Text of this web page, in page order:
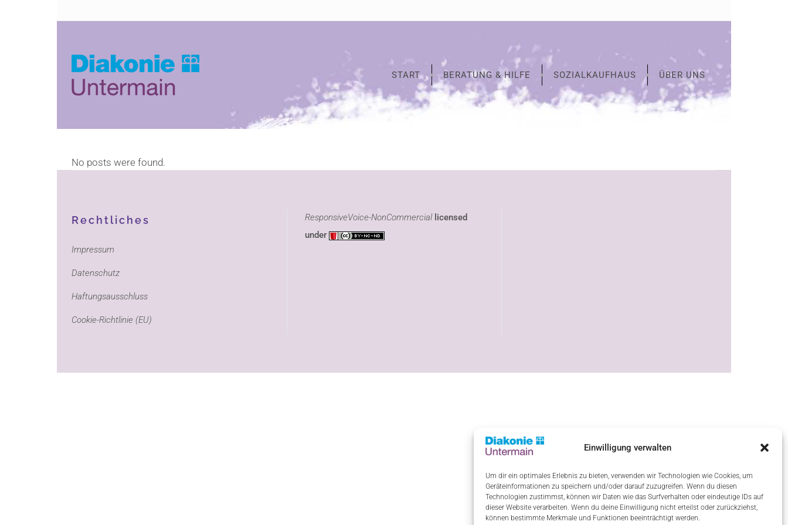
Einwilligung verwalten
Um dir ein optimales Erlebnis zu bieten, verwenden wir Technologien wie Cookies, um
Geräteinformationen zu speichern und/oder darauf zuzugreifen. Wenn du diesen
Technologien zustimmst, können wir Daten wie das Surfverhalten oder eindeutige IDs auf
dieser Website verarbeiten. Wenn du deine Einwilligung nicht erteilst oder zurückziehst,
können bestimmte Merkmale und Funktionen beeinträchtigt werden.
START BERATUNG & HILFE SOZIALKAUFHAUS ÜBER UNS
No posts were found.
Rechtliches
Impressum
Datenschutz
Haftungsausschluss
Cookie-Richtlinie (EU)
ResponsiveVoice-NonCommerciallicensed
under